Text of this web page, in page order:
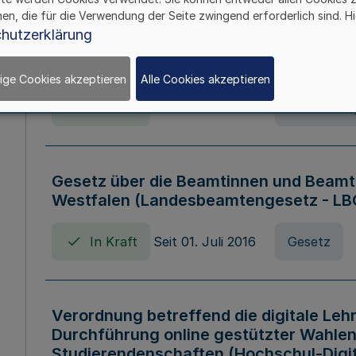
Verordnung über die
Nordrhein-Westfalen
Gesetz über die Beamtinnen und
Westfalen (Landesbeamtengesetz -
In Kraft Seit 01. Juli 2016 Gesetz
Verordnung betreffend die digitale
Durchführung online gestützter
die für die Verwendung der Seite zwingend erforderlich sind.
Cookies akzeptieren Alle Cookies akzeptieren